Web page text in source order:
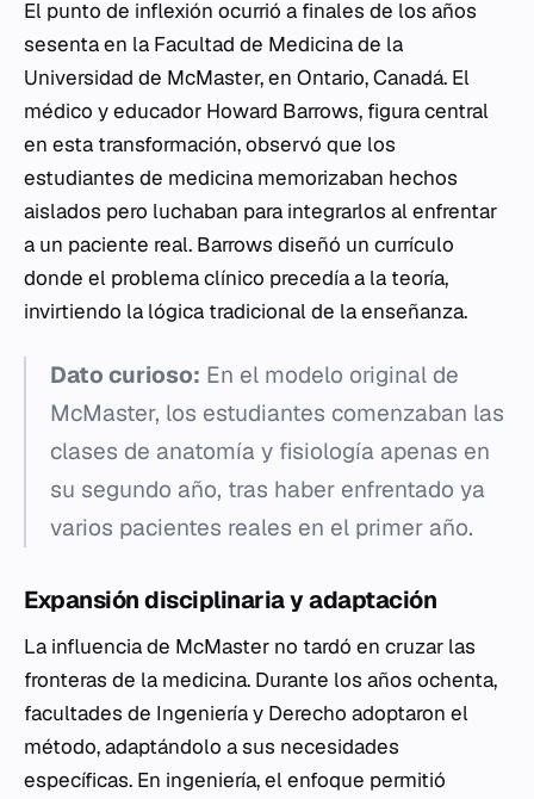
El punto de inflexión ocurrió a finales de los años
sesenta en la Facultad de Medicina de la
Universidad de McMaster, en Ontario, Canadá. El
médico y educador Howard Barrows, figura central
en esta transformación, observó que los
estudiantes de medicina memorizaban hechos
aislados pero luchaban para integrarlos al enfrentar
a un paciente real. Barrows diseñó un currículo
donde el problema clínico precedía a la teoría,
invirtiendo la lógica tradicional de la enseñanza.
Dato curioso: En el modelo original de
McMaster, los estudiantes comenzaban las
clases de anatomía y fisiología apenas en
su segundo año, tras haber enfrentado ya
varios pacientes reales en el primer año.
Expansión disciplinaria y adaptación
La influencia de McMaster no tardó en cruzar las
fronteras de la medicina. Durante los años ochenta,
facultades de Ingeniería y Derecho adoptaron el
método, adaptándolo a sus necesidades
específicas. En ingeniería, el enfoque permitió